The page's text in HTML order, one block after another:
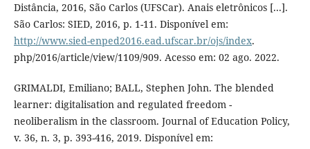
Distância, 2016, São Carlos (UFSCar). Anais eletrônicos [...].
São Carlos: SIED, 2016, p. 1-11. Disponível em:
http://www.sied-enped2016.ead.ufscar.br/ojs/index.
php/2016/article/view/1109/909. Acesso em: 02 ago. 2022.
GRIMALDI, Emiliano; BALL, Stephen John. The blended
learner: digitalisation and regulated freedom -
neoliberalism in the classroom. Journal of Education Policy,
v. 36, n. 3, p. 393-416, 2019. Disponível em: